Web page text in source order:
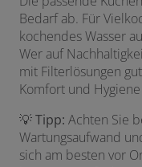
Bedarf ab. Für
kochendes Wasser
Wer auf
mit Filterlösungen
Komfort und
💡Tipp: Achten Sie
Wartungsaufwand
sich am besten vor